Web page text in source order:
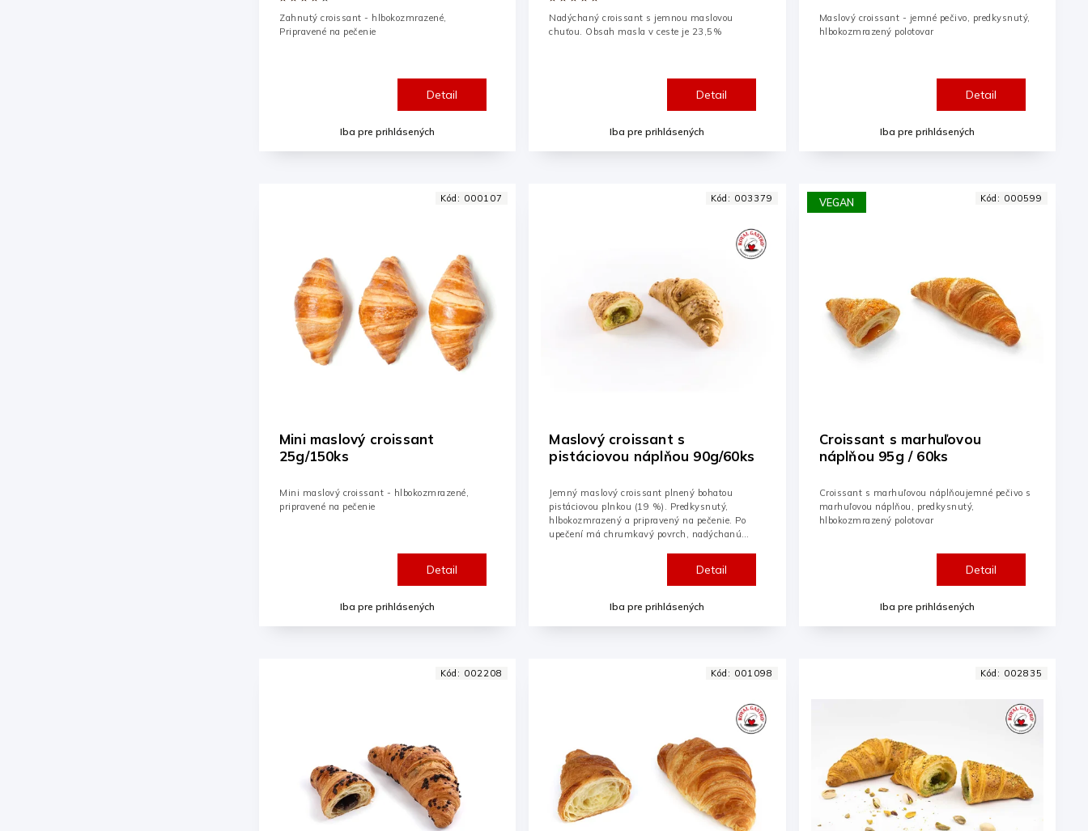
Iba pre prihlásených
Detail
Zahnutý croissant - hlbokozmrazené,
Pripravené na pečenie
Iba pre prihlásených
Detail
Nadýchaný croissant s jemnou maslovou
chuťou. Obsah masla v ceste je 23,5%
Iba pre prihlásených
Detail
Maslový croissant - jemné pečivo, predkysnutý,
hlbokozmrazený polotovar
Mini maslový croissant
25g/150ks
Iba pre prihlásených
Detail
Mini maslový croissant - hlbokozmrazené,
pripravené na pečenie
Kód: 000107
Maslový croissant s
pistáciovou náplňou 90g/60ks
Iba pre prihlásených
Detail
Jemný maslový croissant plnený bohatou
pistáciovou plnkou (19 %). Predkysnutý,
hlbokozmrazený a pripravený na pečenie. Po
upečení má chrumkavý povrch, nadýchanú
Kód: 003379 VEGAN
Croissant s marhuľovou
náplňou 95g / 60ks
Iba pre prihlásených
Detail
Croissant s marhuľovou náplňoujemné pečivo s
marhuľovou náplňou, predkysnutý,
hlbokozmrazený polotovar
Kód: 000599
Kód: 002208 Kód: 001098 Kód: 002835